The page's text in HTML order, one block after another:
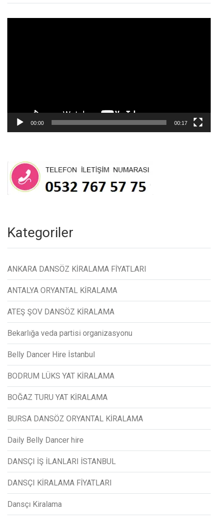
00:00 00:17
Kategoriler
ANKARA DANSÖZ KİRALAMA FİYATLARI
ANTALYA ORYANTAL KİRALAMA
ATEŞ ŞOV DANSÖZ KİRALAMA
Bekarlığa veda partisi organizasyonu
Belly Dancer Hire İstanbul
BODRUM LÜKS YAT KİRALAMA
BOĞAZ TURU YAT KİRALAMA
BURSA DANSÖZ ORYANTAL KİRALAMA
Daily Belly Dancer hire
DANSÇI İŞ İLANLARI İSTANBUL
DANSÇI KİRALAMA FİYATLARI
Dansçı Kiralama